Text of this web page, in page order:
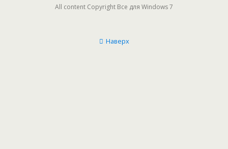
All content Copyright Все для Windows 7
Наверх